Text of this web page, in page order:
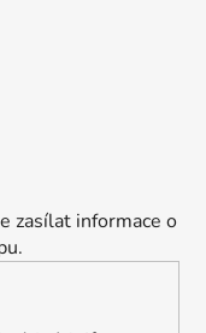
zasílat informace o